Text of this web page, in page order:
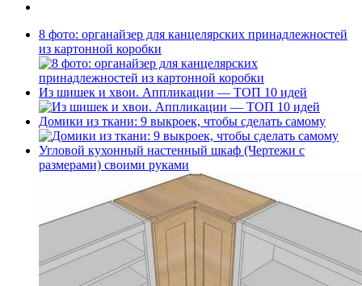
8 фото: органайзер для канцелярских принадлежностей
из картонной коробки
Из шишек и хвои. Аппликации — ТОП 10 идей
Домики из ткани: 9 выкроек, чтобы сделать самому
Угловой кухонный настенный шкаф (Чертежи с
размерами) своими руками